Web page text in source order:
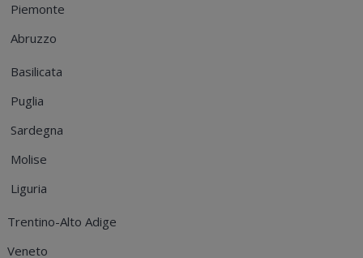
Piemonte
Abruzzo
Basilicata
Puglia
Sardegna
Molise
Liguria
Trentino-Alto Adige
Veneto